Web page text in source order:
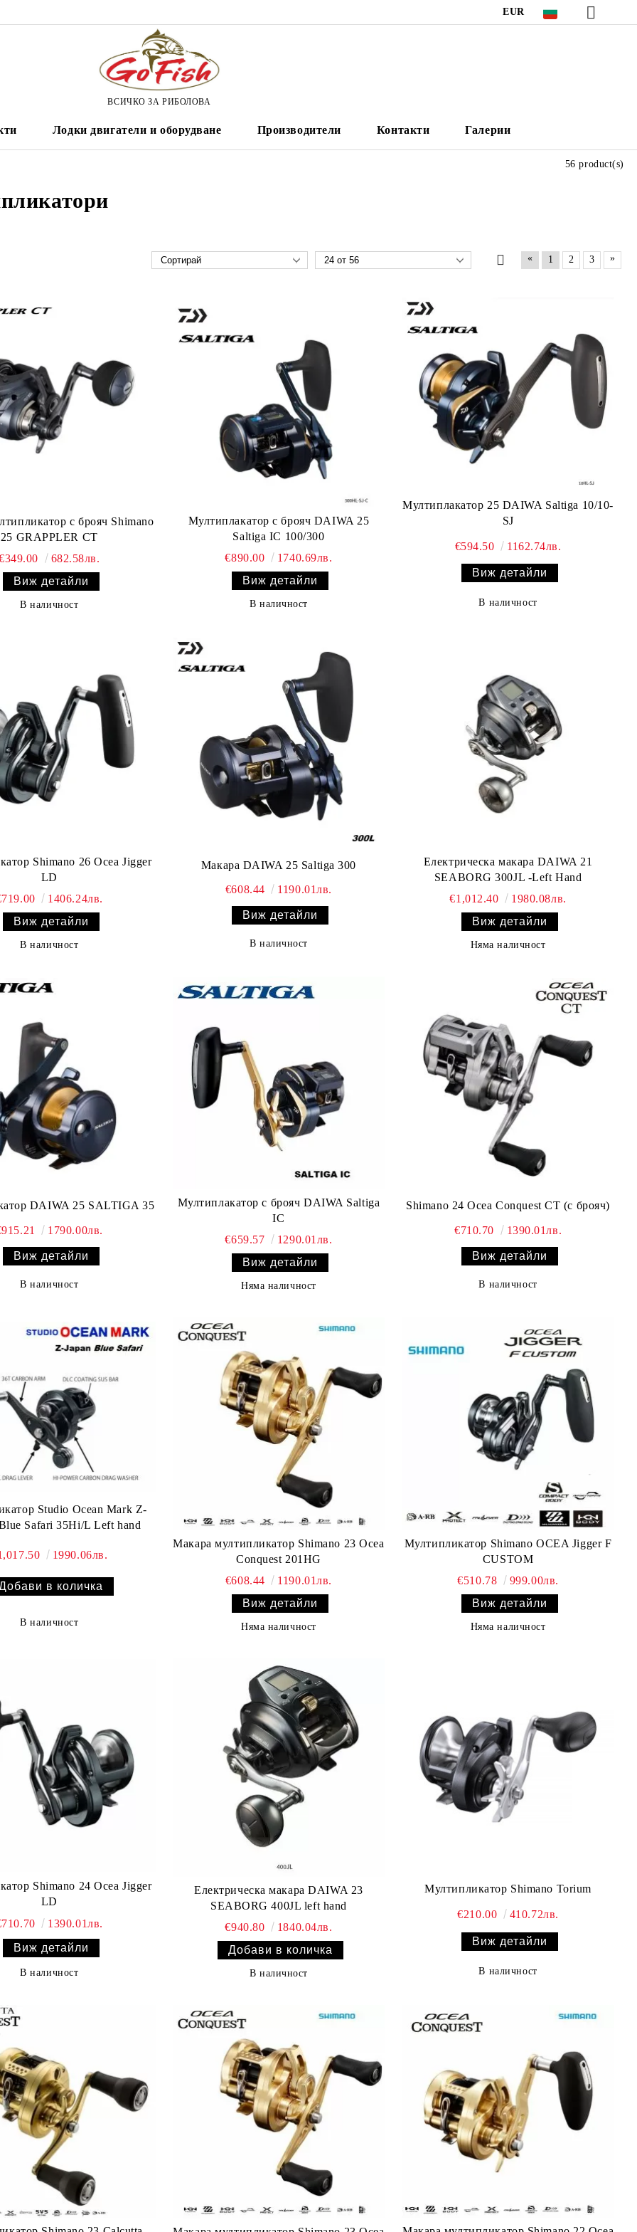
EUR
ВСИЧКО ЗА РИБОЛОВА
Лодки двигатели и оборудване Производители Контакти Галерии
56 product(s)
« 1 2 3 »
с брояч Shimano
25 GRAPPLER CT
682.58лв.
Виж детайли
В наличност
Мултиплакатор с брояч DAIWA 25
Saltiga IC 100/300
€890.00
1740.69лв.
Виж детайли
В наличност
Мултиплакатор 25 DAIWA Saltiga 10/10-
SJ
€594.50 1162.74лв.
Виж детайли
В наличност
Shimano 26 Ocea Jigger
LD
1406.24лв.
Виж детайли
В наличност
Макара DAIWA 25 Saltiga 300
€608.44 1190.01лв.
Виж детайли
В наличност
Електрическа макара DAIWA 21
SEABORG 300JL -Left Hand
€1,012.40
1980.08лв.
Виж детайли
Няма наличност
DAIWA 25 SALTIGA 35
1790.00лв.
Виж детайли
В наличност
Мултиплакатор с брояч DAIWA Saltiga
IC
€659.57
1290.01лв.
Виж детайли
Няма наличност
Shimano 24 Ocea Conquest CT (с брояч)
€710.70 1390.01лв.
Виж детайли
В наличност
Studio Ocean Mark Z-
Safari 35Hi/L Left hand
1990.06лв.
В наличност
Макара мултипликатор Shimano 23 Ocea
Conquest 201HG
€608.44
1190.01лв.
Виж детайли
Няма наличност
Мултипликатор Shimano OCEA Jigger F
CUSTOM
€510.78
999.00лв.
Виж детайли
Няма наличност
Shimano 24 Ocea Jigger
LD
1390.01лв.
Виж детайли
В наличност
Електрическа макара DAIWA 23
SEABORG 400JL left hand
€940.80
1840.04лв.
В наличност
Мултипликатор Shimano Torium
€210.00 410.72лв.
Виж детайли
В наличност